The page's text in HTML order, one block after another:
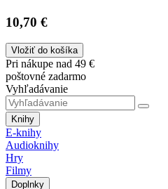
10,70 €
Vložiť do košíka
Pri nákupe nad 49 €
poštovné zadarmo
Vyhľadávanie
Knihy
E-knihy
Audioknihy
Hry
Filmy
Doplnky